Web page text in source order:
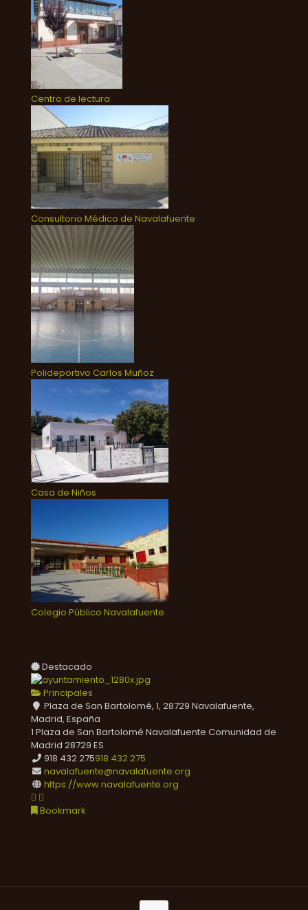
Centro de lectura
Consultorio Médico de Navalafuente
Polideportivo Carlos Muñoz
Casa de Niños
Colegio Público Navalafuente
Destacado
Principales
Plaza de San Bartolomé, 1, 28729 Navalafuente,
Madrid, España
1 Plaza de San Bartolomé Navalafuente Comunidad de
Madrid 28729 ES
918 432 275918 432 275
navalafuente@navalafuente.org
https://www.navalafuente.org
Bookmark